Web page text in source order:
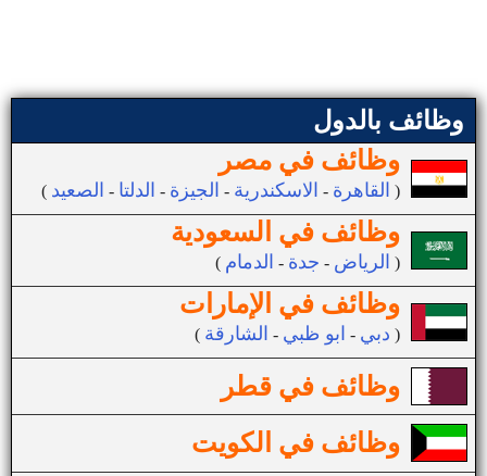
وظائف بالدول
وظائف في مصر
( القاهرة - الاسكندرية - الجيزة - الدلتا - الصعيد )
وظائف في السعودية
( الرياض - جدة - الدمام )
وظائف في الإمارات
( دبي - ابو ظبي - الشارقة )
وظائف في قطر
وظائف في الكويت